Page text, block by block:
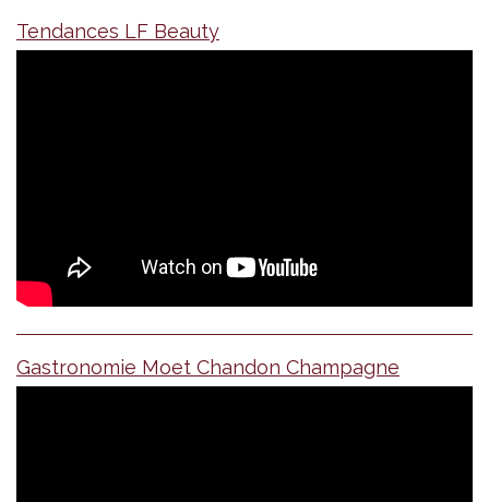
Tendances LF Beauty
Gastronomie Moet Chandon Champagne